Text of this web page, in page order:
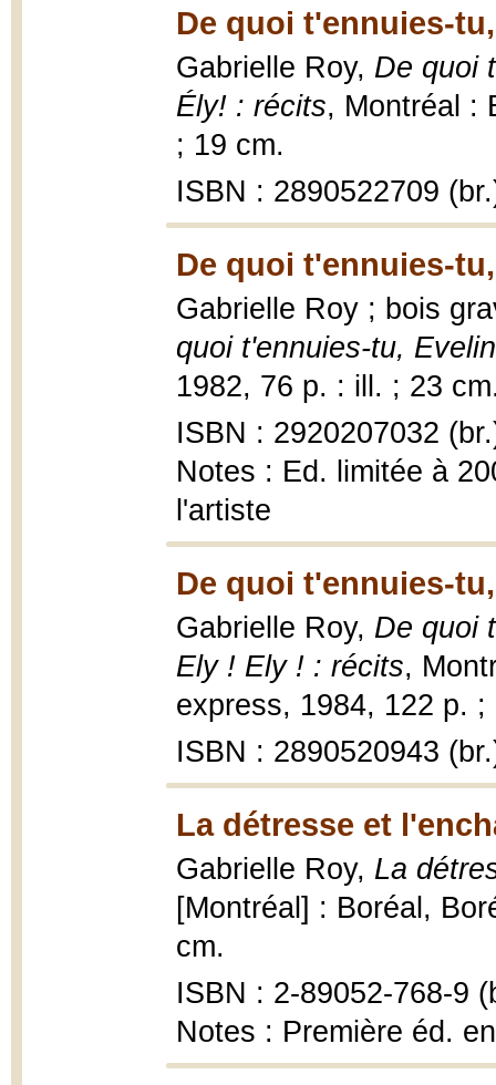
De quoi t'ennuies-
Gabrielle Roy, De quoi
Ély! : récits, Montréal :
; 19 cm.
ISBN : 2890522709
De quoi t'ennuies-
Gabrielle Roy ; bois
quoi t'ennuies-tu,
1982, 76 p. : ill. ; 23
ISBN : 2920207032
Notes : Ed. limitée à
l'artiste
De quoi t'ennuies-
Gabrielle Roy, De quoi
Ely ! Ely ! : récits,
express, 1984, 122 p. ;
ISBN : 2890520943
La détresse et
Gabrielle Roy, La
[Montréal] : Boréal,
cm.
ISBN : 2-89052-768-9
Notes : Première éd.